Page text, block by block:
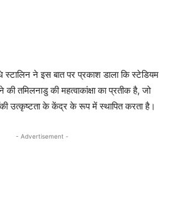
स्टालिन ने इस बात पर प्रकाश डाला कि स्टेडियम
तमिलनाडु की महत्वाकांक्षा का प्रतीक है, जो
उत्कृष्टता के केंद्र के रूप में स्थापित करता है।
- Advertisement -